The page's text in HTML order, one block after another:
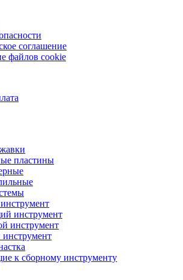
соглашение
файлов cookie
пластины
инструмент
инструмент
к сборному инструменту